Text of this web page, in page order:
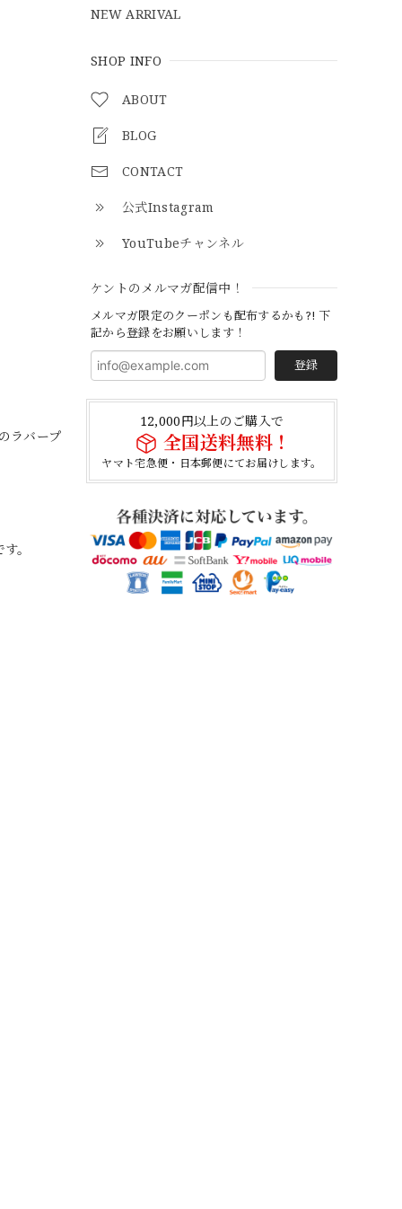
NEW ARRIVAL
SHOP INFO
ABOUT
BLOG
CONTACT
公式Instagram
YouTubeチャンネル
ケントのメルマガ配信中！
メルマガ限定のクーポンも配布するかも?! 下
記から登録をお願いします！
登録
12,000円以上のご購入で
全国送料無料！
ヤマト宅急便・日本郵便にてお届けします。
ラバープ
。